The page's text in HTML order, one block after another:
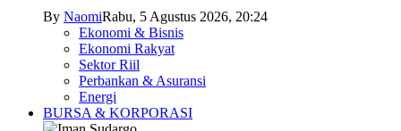
By NaomiRabu, 5 Agustus 2026, 20:24
Ekonomi & Bisnis
Ekonomi Rakyat
Sektor Riil
Perbankan & Asuransi
Energi
BURSA & KORPORASI